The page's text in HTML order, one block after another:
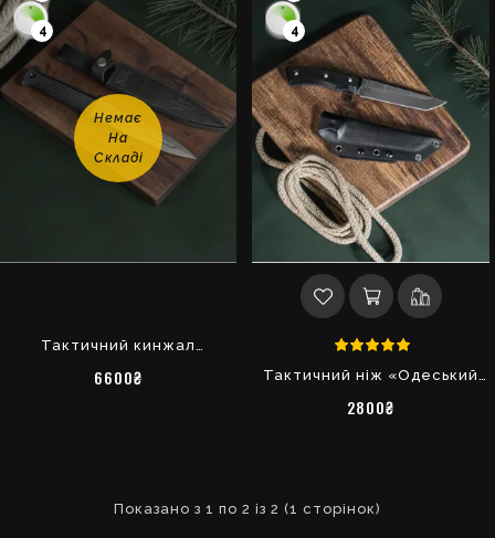
4
Немає
На
Складі
Тактичний кинжал
«Гідність» з Х12МФ
6600₴
4
Тактичний ніж «Одеський
танто» з Х12МФ
2800₴
Показано з 1 по 2 із 2 (1 сторінок)